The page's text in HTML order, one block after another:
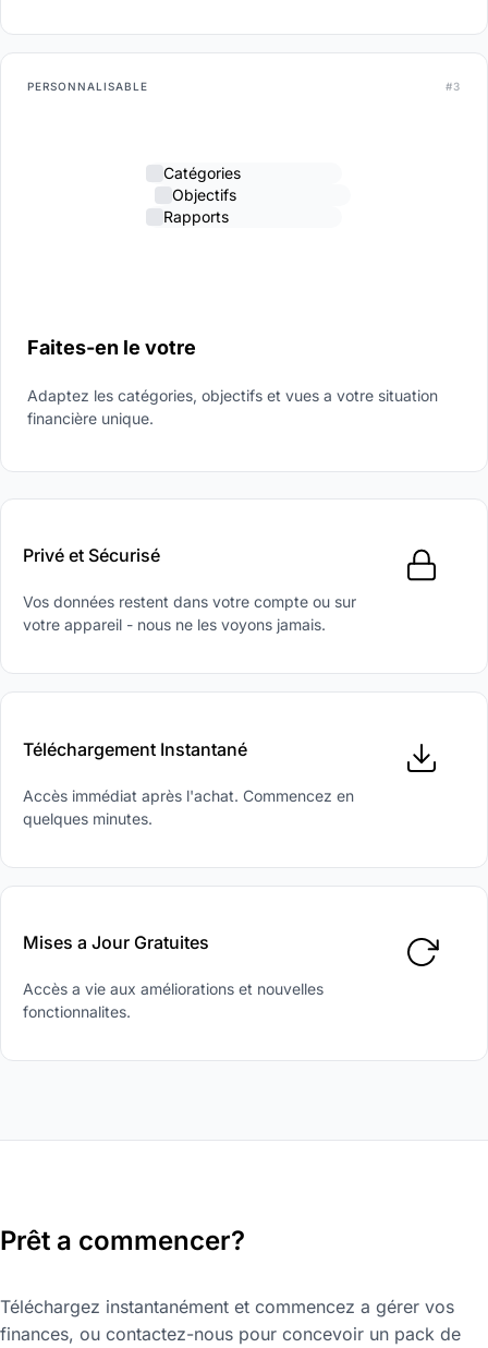
PERSONNALISABLE #3
Catégories
Objectifs
Rapports
Faites-en le votre
Adaptez les catégories, objectifs et vues a votre situation
financière unique.
Privé et Sécurisé
Vos données restent dans votre compte ou sur
votre appareil - nous ne les voyons jamais.
Téléchargement Instantané
Accès immédiat après l'achat. Commencez en
quelques minutes.
Mises a Jour Gratuites
Accès a vie aux améliorations et nouvelles
fonctionnalites.
Prêt a commencer?
Téléchargez instantanément et commencez a gérer vos
finances, ou contactez-nous pour concevoir un pack de